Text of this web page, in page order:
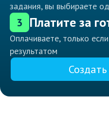
задания, вы выбираете
3 Платите за
Оплачиваете, только
результатом